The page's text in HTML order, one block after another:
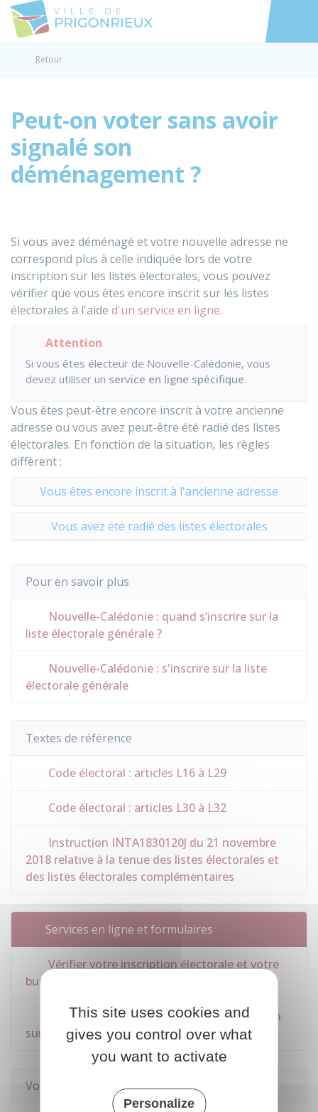
Accéder
Retour
Peut-on voter sans avoir
signalé son
déménagement ?
Si vous avez déménagé et votre nouvelle adresse ne
correspond plus à celle indiquée lors de votre
inscription sur les listes électorales, vous pouvez
vérifier que vous êtes encore inscrit sur les listes
électorales à l'aide d'un service en ligne.
Attention
Si vous êtes électeur de Nouvelle-Calédonie, vous
devez utiliser un service en ligne spécifique.
Vous êtes peut-être encore inscrit à votre ancienne
adresse ou vous avez peut-être été radié des listes
électorales. En fonction de la situation, les règles
diffèrent :
Vous êtes encore inscrit à l'ancienne adresse
Vous avez été radié des listes électorales
Pour en savoir plus
Nouvelle-Calédonie : quand s’inscrire sur la
liste électorale générale ?
Nouvelle-Calédonie : s'inscrire sur la liste
électorale générale
Textes de référence
Code électoral : articles L16 à L29
Code électoral : articles L30 à L32
Instruction INTA1830120J du 21 novembre
2018 relative à la tenue des listes électorales et
des listes électorales complémentaires
Services en ligne et formulaires
Vérifier votre inscription électorale et votre
bureau de vote
Nouvelle-Calédonie : vérifier son inscription
sur la liste électorale et son bureau de vote
Voir aussi
This site uses cookies and
gives you control over what
you want to activate
Personalize